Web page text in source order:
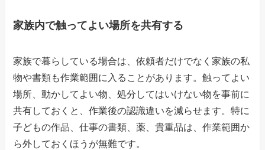
家族内で触ってよい場所を共有する
家族で暮らしている場合は、依頼者だけでなく家族の私
物や書類も作業範囲に入ることがあります。触ってよい
場所、動かしてよい物、処分してはいけない物を事前に
共有しておくと、作業後の認識違いを減らせます。特に
子どもの作品、仕事の書類、薬、貴重品は、作業範囲か
ら外しておくほうが無難です。